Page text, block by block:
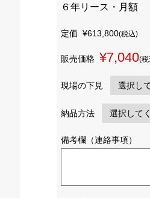
６年リース・月額
定価 ¥613,800(税込)
販売価格 ¥7,040(
現場の下見
納品方法
備考欄（連絡事項）